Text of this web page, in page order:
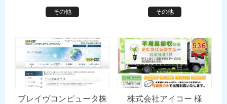
その他 その他
ブレイヴコンピュータ株
株式会社アイコー 様